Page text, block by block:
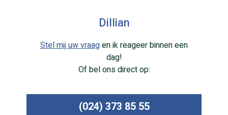
Dillian
Stel mij uw vraagen ik reageer binnen een
dag!
Of bel ons direct op:
(024) 373 85 55